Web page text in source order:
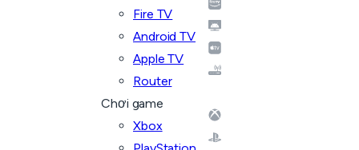
Fire TV
Android TV
Apple TV
Router
Chơi game
Xbox